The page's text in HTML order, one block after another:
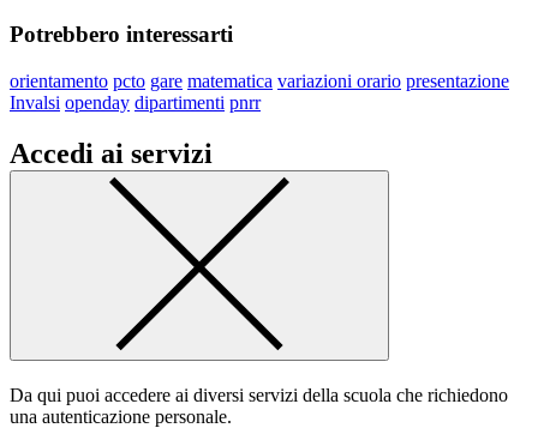
Potrebbero interessarti
orientamento pcto gare matematica variazioni orario presentazione
Invalsi openday dipartimenti pnrr
Accedi ai servizi
Da qui puoi accedere ai diversi servizi della scuola che richiedono
una autenticazione personale.